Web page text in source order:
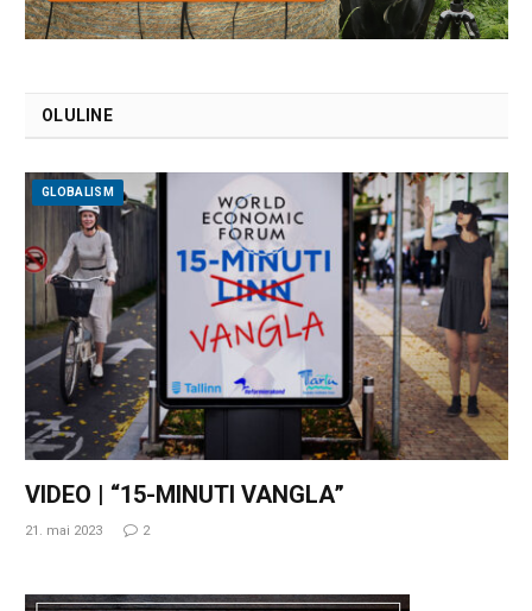
OLULINE
GLOBALISM
VIDEO | “15-MINUTI VANGLA”
21. mai 2023 2